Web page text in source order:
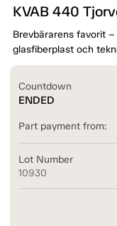
KVAB 440
Brevbärarens favorit
glasfiberplast och
Countdown
ENDED
Part payment from:
Lot Number
10930